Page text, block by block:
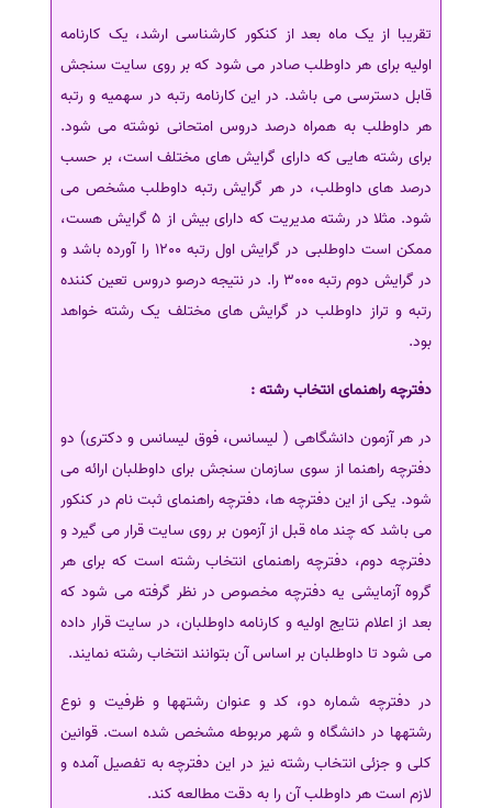
تقریبا از یک ماه بعد از کنکور کارشناسی ارشد، یک کارنامه
اولیه برای هر داوطلب صادر می شود که بر روی سایت سنجش
قابل دسترسی می باشد. در این کارنامه رتبه در سهمیه و رتبه
هر داوطلب به همراه درصد دروس امتحانی نوشته می شود.
برای رشته هایی که دارای گرایش های مختلف است، بر حسب
درصد های داوطلب، در هر گرایش رتبه داوطلب مشخص می
شود. مثلا در رشته مدیریت که دارای بیش از 5 گرایش هست،
ممکن است داوطلبی در گرایش اول رتبه 1200 را آورده باشد و
در گرایش دوم رتبه 3000 را. در نتیجه درصو دروس تعین کننده
رتبه و تراز داوطلب در گرایش های مختلف یک رشته خواهد
بود.
دفترچه راهنمای انتخاب رشته :
در هر آزمون دانشگاهی ( لیسانس، فوق لیسانس و دکتری) دو
دفترچه راهنما از سوی سازمان سنجش برای داوطلبان ارائه می
شود. یکی از این دفترچه ها، دفترچه راهنمای ثبت نام در کنکور
می باشد که چند ماه قبل از آزمون بر روی سایت قرار می گیرد و
دفترچه دوم، دفترچه راهنمای انتخاب رشته است که برای هر
گروه آزمایشی یه دفترچه مخصوص در نظر گرفته می شود که
بعد از اعلام نتایج اولیه و کارنامه داوطلبان، در سایت قرار داده
می شود تا داوطلبان بر اساس آن بتوانند انتخاب رشته نمایند.
در دفترچه شماره دو، کد و عنوان رشته‎ها و ظرفیت و نوع
رشته‎ها در دانشگاه و شهر مربوطه مشخص شده است. قوانین
کلی و جزئی انتخاب رشته نیز در این دفترچه به تفصیل آمده و
لازم است هر داوطلب آن را به دقت مطالعه کند.